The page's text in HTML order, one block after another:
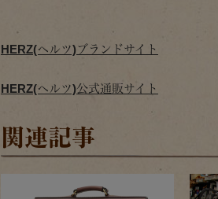
HERZ(ヘルツ)ブランドサイト
HERZ(ヘルツ)公式通販サイト
関連記事